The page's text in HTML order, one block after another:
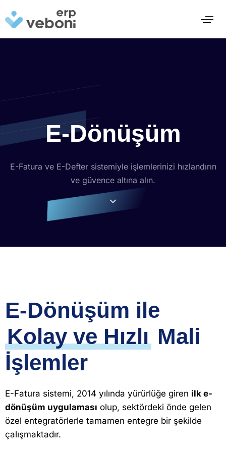
E-Dönüşüm
E-Fatura ve E-Defter sistemiyle işlemlerinizi hızlandırın
ve güvence altına alın.
E-Dönüşüm ile
Kolay ve Hızlı Mali
İşlemler
E-Fatura sistemi, 2014 yılında yürürlüğe giren ilk e-
dönüşüm uygulaması olup, sektördeki önde gelen
özel entegratörlerle tamamen entegre bir şekilde
çalışmaktadır.